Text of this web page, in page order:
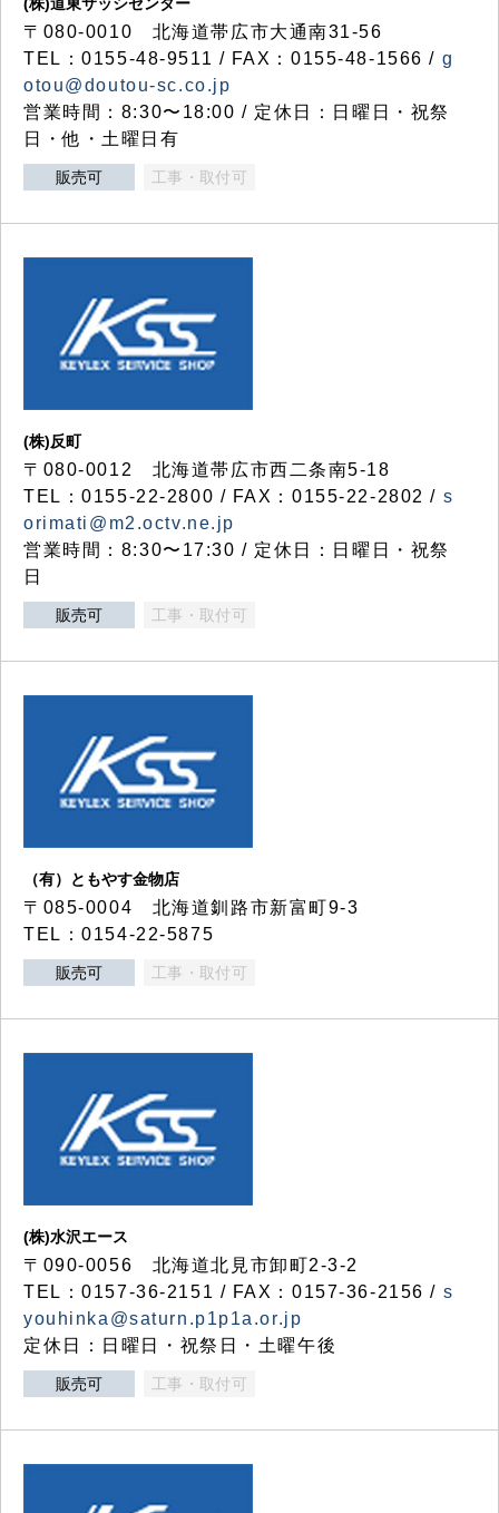
〒080-0010 北海道帯広市大通南31-56
TEL：0155-48-9511 / FAX：0155-48-1566 / g
otou@doutou-sc.co.jp
営業時間：8:30〜18:00 / 定休日：日曜日・祝祭
日・他・土曜日有
販売可 工事・取付可
(株)反町
〒080-0012 北海道帯広市西二条南5-18
TEL：0155-22-2800 / FAX：0155-22-2802 / s
orimati@m2.octv.ne.jp
営業時間：8:30〜17:30 / 定休日：日曜日・祝祭
日
販売可 工事・取付可
（有）ともやす金物店
〒085-0004 北海道釧路市新富町9-3
TEL：0154-22-5875
販売可 工事・取付可
(株)水沢エース
〒090-0056 北海道北見市卸町2-3-2
TEL：0157-36-2151 / FAX：0157-36-2156 / s
youhinka@saturn.p1p1a.or.jp
定休日：日曜日・祝祭日・土曜午後
販売可 工事・取付可